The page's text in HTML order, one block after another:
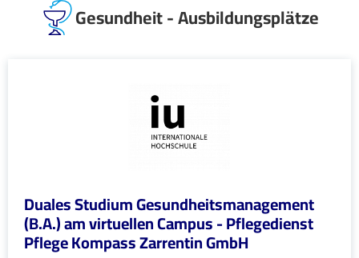
Gesundheit - Ausbildungsplätze
Duales Studium Gesundheitsmanagement
(B.A.) am virtuellen Campus - Pflegedienst
Pflege Kompass Zarrentin GmbH